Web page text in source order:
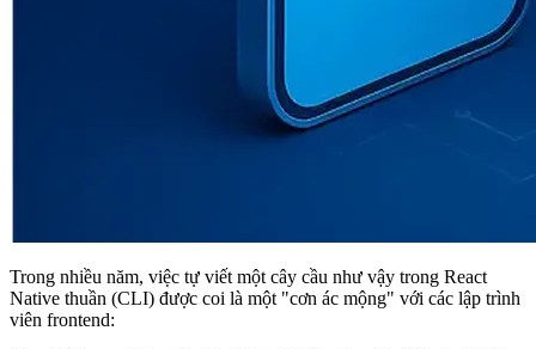
Trong nhiều năm, việc tự viết một cây cầu như vậy trong React
Native thuần (CLI) được coi là một "cơn ác mộng" với các lập trình
viên frontend: